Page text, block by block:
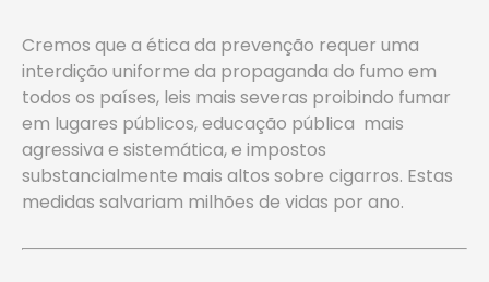
Cremos que a ética da prevenção requer uma
interdição uniforme da propaganda do fumo em
todos os países, leis mais severas proibindo fumar
em lugares públicos, educação pública mais
agressiva e sistemática, e impostos
substancialmente mais altos sobre cigarros. Estas
medidas salvariam milhões de vidas por ano.